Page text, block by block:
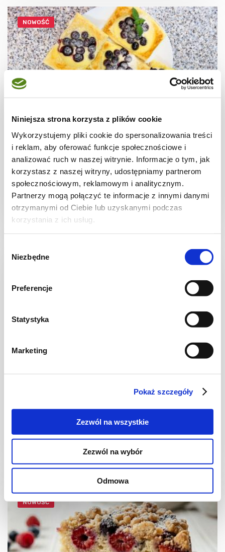
Niniejsza strona korzysta z plików cookie
Wykorzystujemy pliki cookie do spersonalizowania treści
i reklam, aby oferować funkcje społecznościowe i
analizować ruch w naszej witrynie. Informacje o tym, jak
korzystasz z naszej witryny, udostępniamy partnerom
społecznościowym, reklamowym i analitycznym.
Partnerzy mogą połączyć te informacje z innymi danymi
otrzymanymi od Ciebie lub uzyskanymi podczas
korzystania z ich usług.
zgody
Niezbędne
Preferencje
Statystyka
Marketing
Pokaż szczegóły
Zezwól na wszystkie
Zezwól na wybór
Odmowa
NOWOŚĆ
CIASTECZKA
Ciastka francuskie z borówkami + film
30 min. 1531 kcal 8
Ciasto warstwowe z kremem i malinową
frużeliną
4954 kcal
NOWOŚĆ